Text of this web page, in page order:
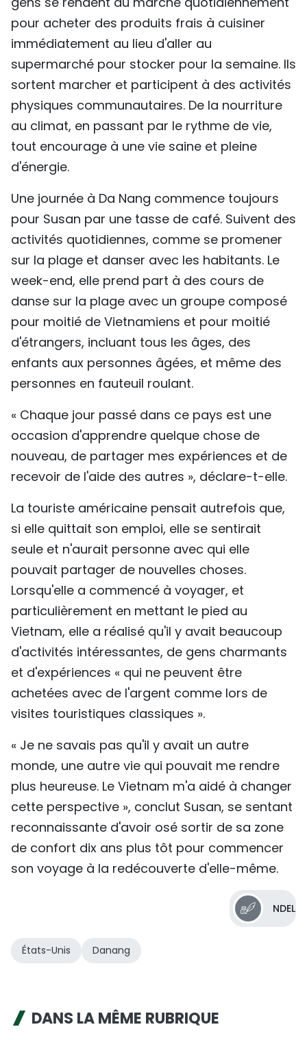
pour acheter des produits frais à cuisiner
immédiatement au lieu d'aller au
supermarché pour stocker pour la semaine. Ils
sortent marcher et participent à des activités
physiques communautaires. De la nourriture
au climat, en passant par le rythme de vie,
tout encourage à une vie saine et pleine
d'énergie.
Une journée à Da Nang commence toujours
pour Susan par une tasse de café. Suivent des
activités quotidiennes, comme se promener
sur la plage et danser avec les habitants. Le
week-end, elle prend part à des cours de
danse sur la plage avec un groupe composé
pour moitié de Vietnamiens et pour moitié
d'étrangers, incluant tous les âges, des
enfants aux personnes âgées, et même des
personnes en fauteuil roulant.
« Chaque jour passé dans ce pays est une
occasion d'apprendre quelque chose de
nouveau, de partager mes expériences et de
recevoir de l'aide des autres », déclare-t-elle.
La touriste américaine pensait autrefois que,
si elle quittait son emploi, elle se sentirait
seule et n'aurait personne avec qui elle
pouvait partager de nouvelles choses.
Lorsqu'elle a commencé à voyager, et
particulièrement en mettant le pied au
Vietnam, elle a réalisé qu'il y avait beaucoup
d'activités intéressantes, de gens charmants
et d'expériences « qui ne peuvent être
achetées avec de l'argent comme lors de
visites touristiques classiques ».
« Je ne savais pas qu'il y avait un autre
monde, une autre vie qui pouvait me rendre
plus heureuse. Le Vietnam m'a aidé à changer
cette perspective », conclut Susan, se sentant
reconnaissante d'avoir osé sortir de sa zone
de confort dix ans plus tôt pour commencer
son voyage à la redécouverte d'elle-même.
NDEL
États-Unis Danang
DANS LA MÊME RUBRIQUE